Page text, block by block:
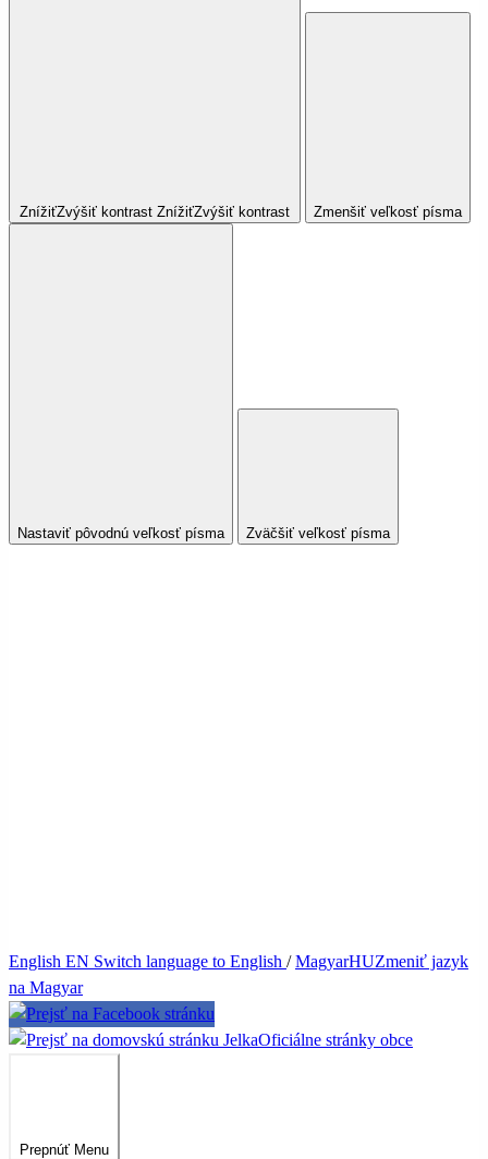
ZnížiťZvýšiť kontrast ZnížiťZvýšiť kontrast Zmenšiť veľkosť písma
Nastaviť pôvodnú veľkosť písma Zväčšiť veľkosť písma
English EN Switch language to English /MagyarHUZmeniť jazyk
na Magyar
JelkaOficiálne stránky obce
Prepnúť Menu